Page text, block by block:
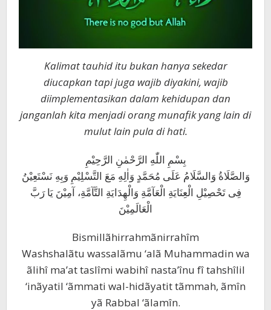
Kalimat tauhid itu bukan hanya sekedar
diucapkan tapi juga wajib diyakini, wajib
diimplementasikan dalam kehidupan dan
janganlah kita menjadi orang munafik yang lain di
mulut lain pula di hati.
بِسْمِ اللّٰهِ الرَّحْمٰنِ الرَّحِيْمِ
وَالصَّلَاةُ وَالسَّلَامُ عَلَى مُحَمَّدٍ وَاٰلِهِ مَعَ التَّسْلِيْمِ وَبِهِ نَسْتَعِيْنُ
فِى تَحْصِيْلِ الْعِنَايَةِ الْعَآمَّةِ وَالْهِدَايَةِ التَّآمَّةِ، آمِيْنَ يَا رَبَّ
الْعَالَمِيْنَ
Bismillãhirrahmãnirrahîm
Washshalãtu wassalãmu ‘alã Muhammadin wa
ãlihî ma’at taslîmi wabihî nasta’înu fî tahshîlil
‘inãyatil ‘ãmmati wal-hidãyatit tãmmah, ãmîn
yã Rabbal ‘ãlamîn.